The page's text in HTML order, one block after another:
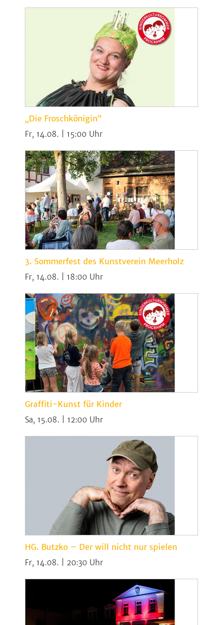
„Die Froschkönigin“
Fr, 14.08. | 15:00
3. Sommerfest des Kunstverein Meerholz
Fr, 14.08. | 18:00
Graffiti-Kunst für Kinder
Sa, 15.08. | 12:00
HG. Butzko – Der will nicht nur spielen
Fr, 14.08. | 20:30